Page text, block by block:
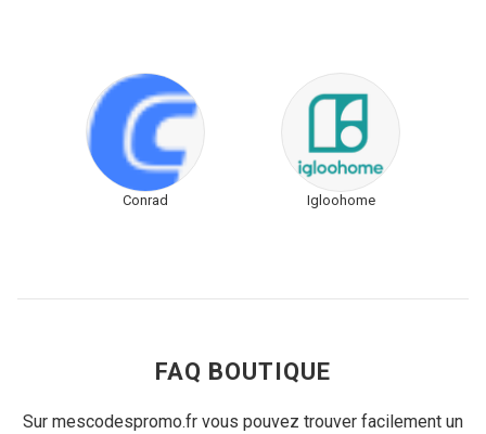
Conrad Igloohome
FAQ BOUTIQUE
Sur mescodespromo.fr vous pouvez trouver facilement un